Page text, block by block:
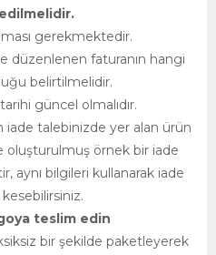
gerekmektedir.
düzenlenen faturanın hangi
belirtilmelidir.
güncel olmalıdır.
talebinizde yer alan ürün
oluşturulmuş örnek bir iade
aynı bilgileri kullanarak iade
kesebilirsiniz.
teslim edin
bir şekilde paketleyerek